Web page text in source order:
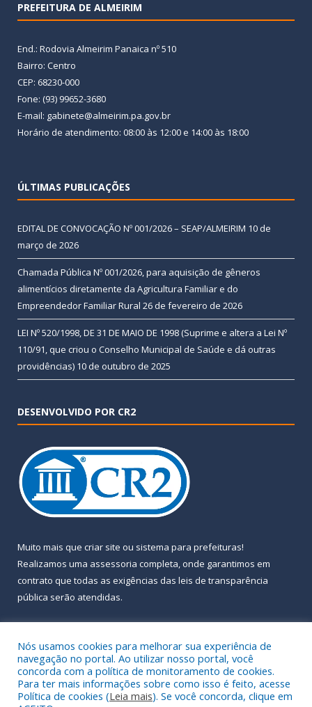
PREFEITURA DE ALMEIRIM
End.: Rodovia Almeirim Panaica nº 510
Bairro: Centro
CEP: 68230-000
Fone: (93) 99652-3680
E-mail: gabinete@almeirim.pa.gov.br
Horário de atendimento: 08:00 às 12:00 e 14:00 às 18:00
ÚLTIMAS PUBLICAÇÕES
EDITAL DE CONVOCAÇÃO Nº 001/2026 – SEAP/ALMEIRIM 10 de
março de 2026
Chamada Pública Nº 001/2026, para aquisição de gêneros
alimentícios diretamente da Agricultura Familiar e do
Empreendedor Familiar Rural 26 de fevereiro de 2026
LEI Nº 520/1998, DE 31 DE MAIO DE 1998 (Suprime e altera a Lei Nº
110/91, que criou o Conselho Municipal de Saúde e dá outras
providências) 10 de outubro de 2025
DESENVOLVIDO POR CR2
Muito mais que criar site ou sistema para prefeituras!
Realizamos uma assessoria completa, onde garantimos em
contrato que todas as exigências das leis de transparência
pública serão atendidas.
Todos os direitos reservados a Prefeitura Municipal de Almeirim.
Nós usamos cookies para melhorar sua experiência de
navegação no portal. Ao utilizar nosso portal, você
concorda com a política de monitoramento de cookies.
Para ter mais informações sobre como isso é feito, acesse
Política de cookies (Leia mais). Se você concorda, clique em